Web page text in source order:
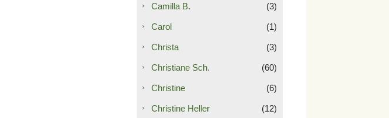
Camilla B. (3)
Carol (1)
Christa (3)
Christiane Sch. (60)
Christine (6)
Christine Heller (12)